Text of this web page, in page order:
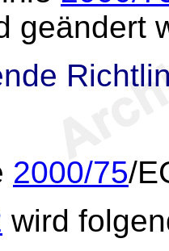
geändert
2000/75/
wird